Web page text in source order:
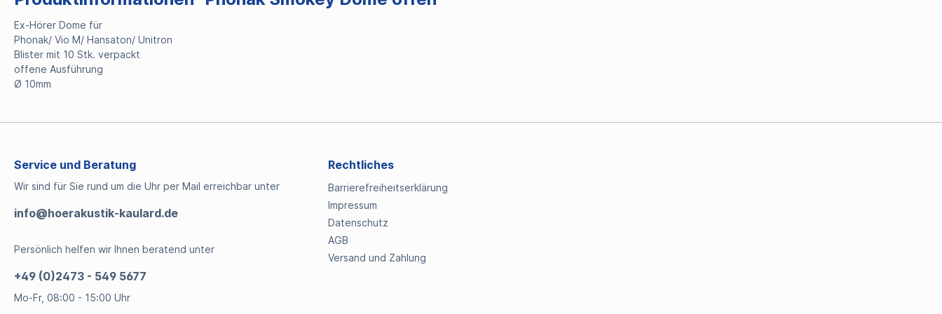
Ex-Hörer Dome für
Phonak/ Vio M/ Hansaton/ Unitron
Blister mit 10 Stk. verpackt
offene Ausführung
Ø 10mm
Service und Beratung
Wir sind für Sie rund um die Uhr per Mail erreichbar unter
info@hoerakustik-kaulard.de
Persönlich helfen wir Ihnen beratend unter
+49 (0)2473 - 549 5677
Mo-Fr, 08:00 - 15:00 Uhr
Rechtliches
Barrierefreiheitserklärung
Impressum
Datenschutz
AGB
Versand und Zahlung